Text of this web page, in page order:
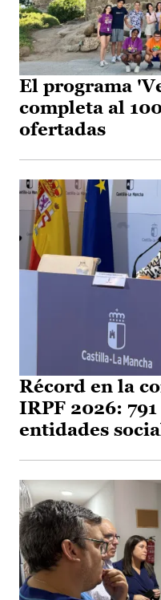
El programa
completa al
ofertadas
Récord en la
IRPF 2026:
entidades